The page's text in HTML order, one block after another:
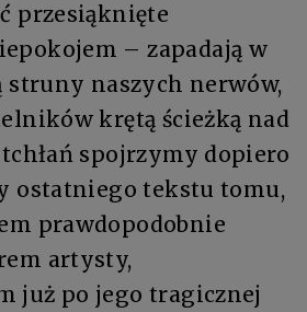
przesiąknięte
– zapadają w
struny naszych nerwów,
krętą ścieżką nad
spojrzymy dopiero
ostatniego tekstu tomu,
prawdopodobnie
artysty,
już po jego tragicznej